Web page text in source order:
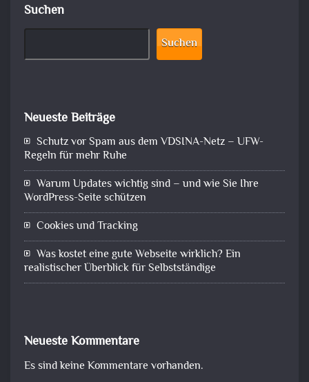
Suchen
Suchen
Neueste Beiträge
Schutz vor Spam aus dem VDSINA-Netz – UFW-
Regeln für mehr Ruhe
Warum Updates wichtig sind – und wie Sie Ihre
WordPress-Seite schützen
Cookies und Tracking
Was kostet eine gute Webseite wirklich? Ein
realistischer Überblick für Selbstständige
Neueste Kommentare
Es sind keine Kommentare vorhanden.